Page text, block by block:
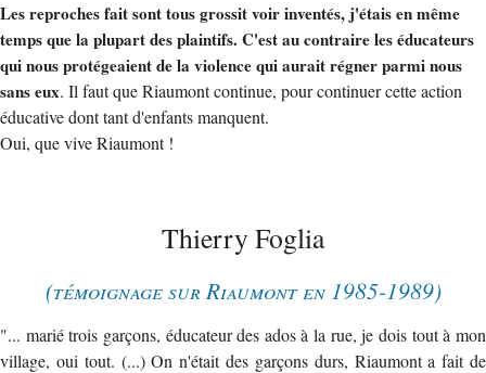
Les reproches fait sont tous grossit voir inventés, j'étais en même
temps que la plupart des plaintifs. C'est au contraire les éducateurs
qui nous protégeaient de la violence qui aurait régner parmi nous
sans eux. Il faut que Riaumont continue, pour continuer cette action
éducative dont tant d'enfants manquent.
Oui, que vive Riaumont !
Thierry Foglia
(témoignage sur Riaumont en 1985-1989)
"... marié trois garçons, éducateur des ados à la rue, je dois tout à mon
village, oui tout. (...) On n'était des garçons durs, Riaumont a fait de